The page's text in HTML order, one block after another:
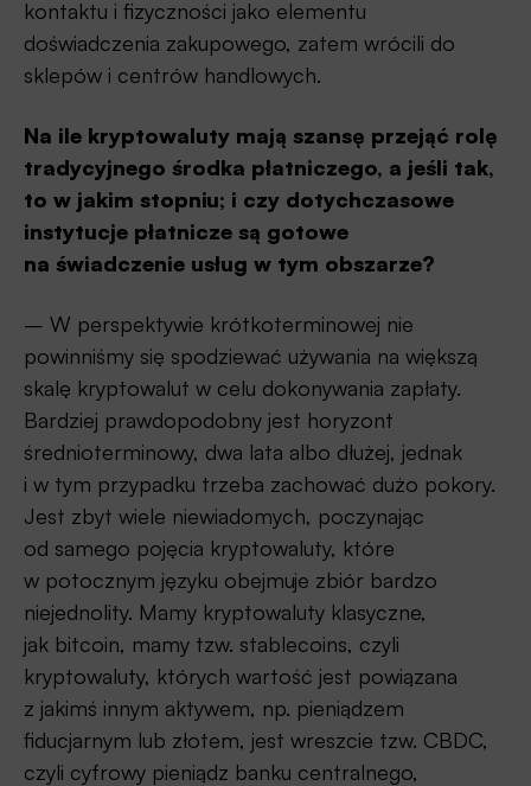
kontaktu i fizyczności jako elementu
doświadczenia zakupowego, zatem wrócili do
sklepów i centrów handlowych.
Na ile kryptowaluty mają szansę przejąć rolę
tradycyjnego środka płatniczego, a jeśli tak,
to w jakim stopniu; i czy dotychczasowe
instytucje płatnicze są gotowe
na świadczenie usług w tym obszarze?
– W perspektywie krótkoterminowej nie
powinniśmy się spodziewać używania na większą
skalę kryptowalut w celu dokonywania zapłaty.
Bardziej prawdopodobny jest horyzont
średnioterminowy, dwa lata albo dłużej, jednak
i w tym przypadku trzeba zachować dużo pokory.
Jest zbyt wiele niewiadomych, poczynając
od samego pojęcia kryptowaluty, które
w potocznym języku obejmuje zbiór bardzo
niejednolity. Mamy kryptowaluty klasyczne,
jak bitcoin, mamy tzw. stablecoins, czyli
kryptowaluty, których wartość jest powiązana
z jakimś innym aktywem, np. pieniądzem
fiducjarnym lub złotem, jest wreszcie tzw. CBDC,
czyli cyfrowy pieniądz banku centralnego,